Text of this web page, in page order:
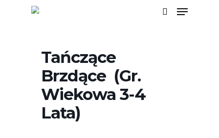
Menu
Tańczące
Brzdące (gr.
Wiekowa 3-4
Lata)